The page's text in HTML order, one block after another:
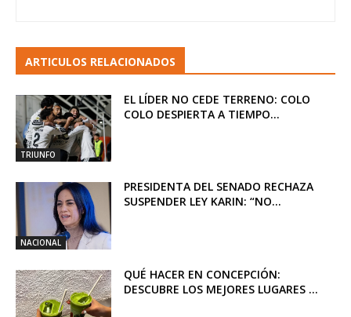
ARTICULOS RELACIONADOS
TRIUNFO
EL LÍDER NO CEDE TERRENO: COLO
COLO DESPIERTA A TIEMPO...
NACIONAL
PRESIDENTA DEL SENADO RECHAZA
SUSPENDER LEY KARIN: “NO...
QUÉ HACER EN CONCEPCIÓN:
DESCUBRE LOS MEJORES LUGARES ...